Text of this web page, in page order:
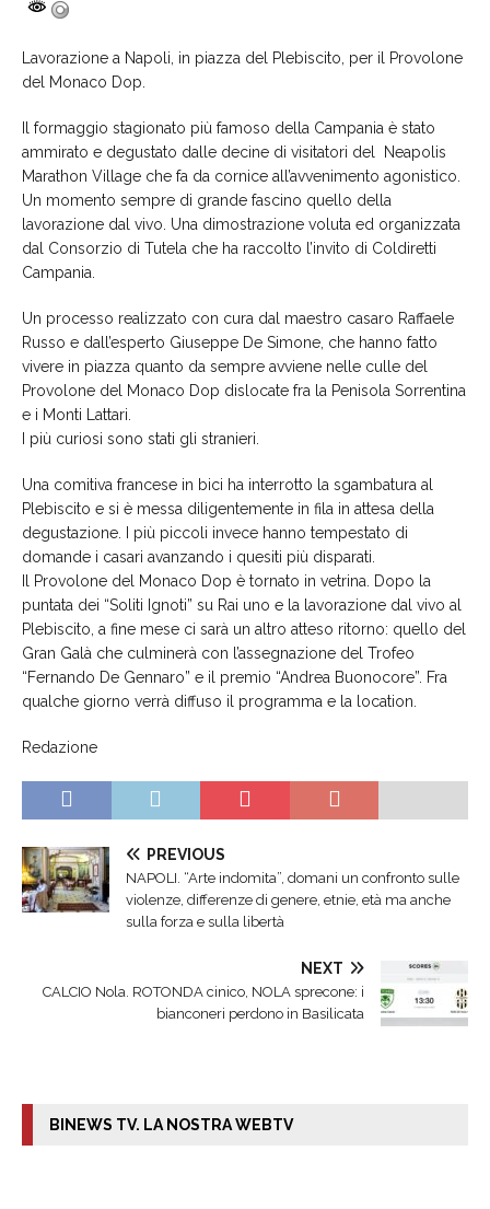
Lavorazione a Napoli, in piazza del Plebiscito, per il Provolone
del Monaco Dop.
Il formaggio stagionato più famoso della Campania è stato
ammirato e degustato dalle decine di visitatori del Neapolis
Marathon Village che fa da cornice all’avvenimento agonistico.
Un momento sempre di grande fascino quello della
lavorazione dal vivo. Una dimostrazione voluta ed organizzata
dal Consorzio di Tutela che ha raccolto l’invito di Coldiretti
Campania.
Un processo realizzato con cura dal maestro casaro Raffaele
Russo e dall’esperto Giuseppe De Simone, che hanno fatto
vivere in piazza quanto da sempre avviene nelle culle del
Provolone del Monaco Dop dislocate fra la Penisola Sorrentina
e i Monti Lattari.
I più curiosi sono stati gli stranieri.
Una comitiva francese in bici ha interrotto la sgambatura al
Plebiscito e si è messa diligentemente in fila in attesa della
degustazione. I più piccoli invece hanno tempestato di
domande i casari avanzando i quesiti più disparati.
Il Provolone del Monaco Dop è tornato in vetrina. Dopo la
puntata dei “Soliti Ignoti” su Rai uno e la lavorazione dal vivo al
Plebiscito, a fine mese ci sarà un altro atteso ritorno: quello del
Gran Galà che culminerà con l’assegnazione del Trofeo
“Fernando De Gennaro” e il premio “Andrea Buonocore”. Fra
qualche giorno verrà diffuso il programma e la location.
Redazione
PREVIOUS
NAPOLI. “Arte indomita”, domani un confronto sulle
violenze, differenze di genere, etnie, età ma anche
sulla forza e sulla libertà
NEXT
CALCIO Nola. ROTONDA cinico, NOLA sprecone: i
bianconeri perdono in Basilicata
BINEWS TV. LA NOSTRA WEBTV